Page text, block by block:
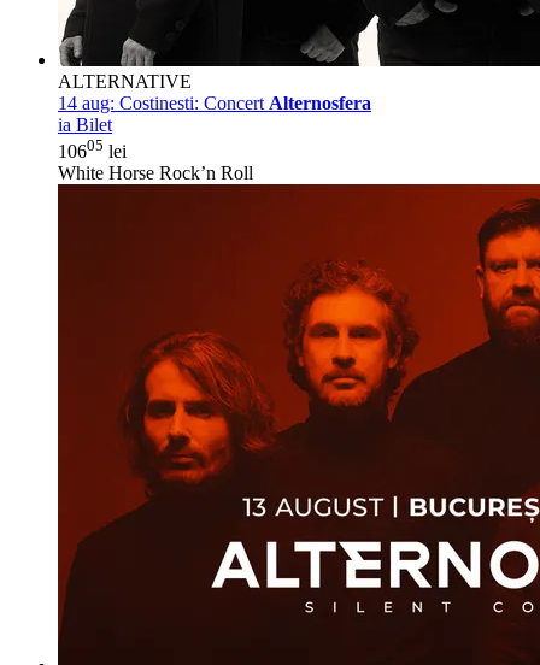
ALTERNATIVE
14 aug: Costinesti: Concert Alternosfera
ia Bilet
10605 lei
White Horse Rock’n Roll